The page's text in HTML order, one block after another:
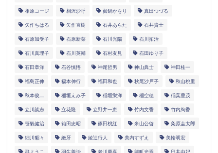
相原コージ 相沢沙呼 眞鍋かをり 真田つづる
矢作ちはる 矢作直樹 石井あらた 石井貴士
石原加受子 石原新菜 石川光陽 石川拓治
石川真理子 石川英輔 石村友見 石田ゆり子
石田章洋 石谷慎悟 神尾哲男 神山典士 神田桂一
福島正伸 福本伸行 福田和也 秋尾沙戸子 秋山桃里
秋本俊二 稲垣えみ子 稲垣栄洋 稲空穂 稲葉豊茂
立川談志 立花隆 立野井一恵 竹内文香 竹内絢香
笹氣健治 箱田忠昭 篠田桃紅 米山公啓 粂原圭太郎
細川貂々 絶牙 綾辻行人 美内すずえ 美輪明宏
群ようこ 羽生善治 老川慶喜 能町光香 臼井由妃